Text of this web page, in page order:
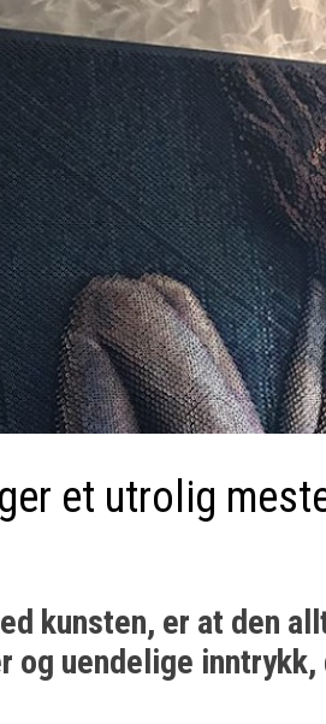
et utrolig
kunsten, er at den
og uendelige